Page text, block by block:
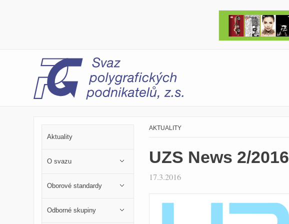
Aktuality
O svazu
Oborové standardy
Odborné skupiny
AKTUALITY
UZS News 2/2016
17.3.2016